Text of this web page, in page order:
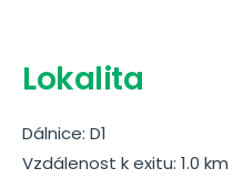
Lokalita
Dálnice: D1
Vzdálenost k exitu: 1.0 km